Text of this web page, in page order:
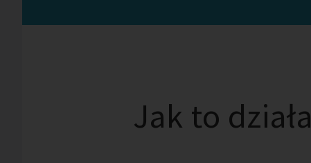
Jak to działa